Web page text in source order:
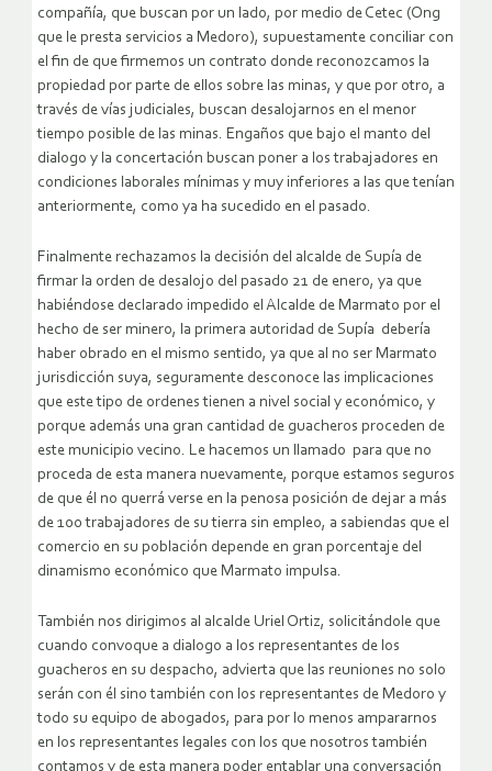
compañía, que buscan por un lado, por medio de Cetec (Ong
que le presta servicios a Medoro), supuestamente conciliar con
el fin de que firmemos un contrato donde reconozcamos la
propiedad por parte de ellos sobre las minas, y que por otro, a
través de vías judiciales, buscan desalojarnos en el menor
tiempo posible de las minas. Engaños que bajo el manto del
dialogo y la concertación buscan poner a los trabajadores en
condiciones laborales mínimas y muy inferiores a las que tenían
anteriormente, como ya ha sucedido en el pasado.
Finalmente rechazamos la decisión del alcalde de Supía de
firmar la orden de desalojo del pasado 21 de enero, ya que
habiéndose declarado impedido el Alcalde de Marmato por el
hecho de ser minero, la primera autoridad de Supía debería
haber obrado en el mismo sentido, ya que al no ser Marmato
jurisdicción suya, seguramente desconoce las implicaciones
que este tipo de ordenes tienen a nivel social y económico, y
porque además una gran cantidad de guacheros proceden de
este municipio vecino. Le hacemos un llamado para que no
proceda de esta manera nuevamente, porque estamos seguros
de que él no querrá verse en la penosa posición de dejar a más
de 100 trabajadores de su tierra sin empleo, a sabiendas que el
comercio en su población depende en gran porcentaje del
dinamismo económico que Marmato impulsa.
También nos dirigimos al alcalde Uriel Ortiz, solicitándole que
cuando convoque a dialogo a los representantes de los
guacheros en su despacho, advierta que las reuniones no solo
serán con él sino también con los representantes de Medoro y
todo su equipo de abogados, para por lo menos ampararnos
en los representantes legales con los que nosotros también
contamos y de esta manera poder entablar una conversación